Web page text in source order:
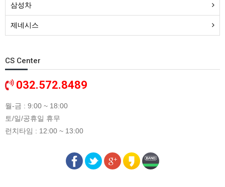
삼성차
제네시스
CS Center
032.572.8489
월-금 : 9:00 ~ 18:00
토/일/공휴일 휴무
런치타임 : 12:00 ~ 13:00